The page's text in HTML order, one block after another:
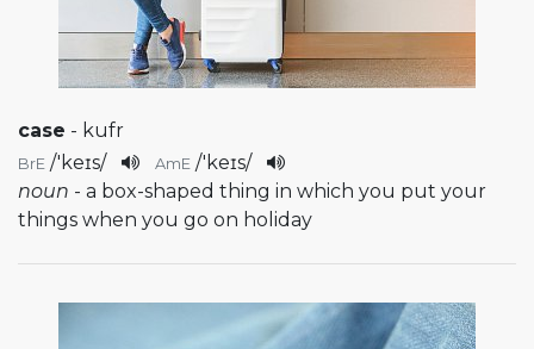
case - kufr
BrE /'keɪs/ AmE /'keɪs/
noun - a box-shaped thing in which you put your
things when you go on holiday